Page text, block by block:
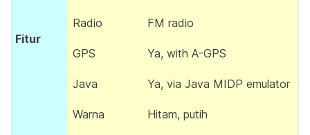
Fitur
Radio FM radio
GPS Ya, with A-GPS
Java Ya, via Java MIDP emulator
Warna Hitam, putih